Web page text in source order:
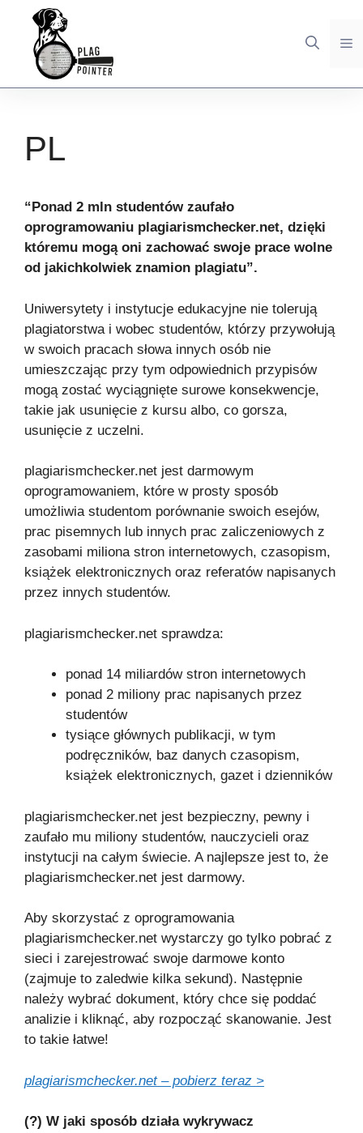
content
PL
“Ponad 2 mln studentów zaufało
oprogramowaniu plagiarismchecker.net, dzięki
któremu mogą oni zachować swoje prace wolne
od jakichkolwiek znamion plagiatu”.
Uniwersytety i instytucje edukacyjne nie tolerują
plagiatorstwa i wobec studentów, którzy przywołują
w swoich pracach słowa innych osób nie
umieszczając przy tym odpowiednich przypisów
mogą zostać wyciągnięte surowe konsekwencje,
takie jak usunięcie z kursu albo, co gorsza,
usunięcie z uczelni.
plagiarismchecker.net jest darmowym
oprogramowaniem, które w prosty sposób
umożliwia studentom porównanie swoich esejów,
prac pisemnych lub innych prac zaliczeniowych z
zasobami miliona stron internetowych, czasopism,
książek elektronicznych oraz referatów napisanych
przez innych studentów.
plagiarismchecker.net sprawdza:
ponad 14 miliardów stron internetowych
ponad 2 miliony prac napisanych przez
studentów
tysiące głównych publikacji, w tym
podręczników, baz danych czasopism,
książek elektronicznych, gazet i dzienników
plagiarismchecker.net jest bezpieczny, pewny i
zaufało mu miliony studentów, nauczycieli oraz
instytucji na całym świecie. A najlepsze jest to, że
plagiarismchecker.net jest darmowy.
Aby skorzystać z oprogramowania
plagiarismchecker.net wystarczy go tylko pobrać z
sieci i zarejestrować swoje darmowe konto
(zajmuje to zaledwie kilka sekund). Następnie
należy wybrać dokument, który chce się poddać
analizie i kliknąć, aby rozpocząć skanowanie. Jest
to takie łatwe!
plagiarismchecker.net – pobierz teraz >
(?) W jaki sposób działa wykrywacz